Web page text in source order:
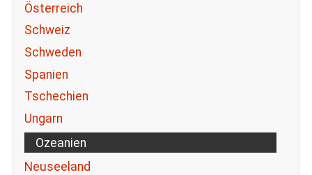
Österreich
Schweiz
Schweden
Spanien
Tschechien
Ungarn
Ozeanien
Neuseeland